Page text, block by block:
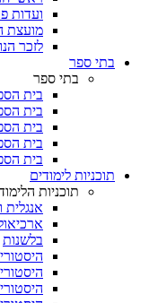
ועדות
מועצת
לזכר
בתי ספר
בתי ספר
בית
בית
בית
בית
בית
תוכניות לימודים
תוכניות
אנגלית
בלשנות